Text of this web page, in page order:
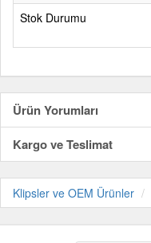
Stok Durumu
Ürün Yorumları
Kargo ve Teslimat
Klipsler ve OEM Ürünler